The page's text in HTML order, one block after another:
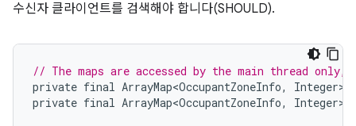
수신자 클라이언트를 검색해야 합니다(SHOULD).
// The maps are accessed by the main thread
private final ArrayMap<OccupantZoneInfo, Integer>
private final ArrayMap<OccupantZoneInfo, Integer>